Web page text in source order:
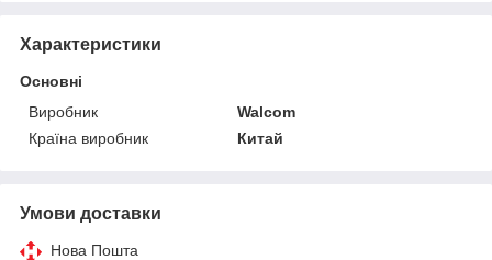
Характеристики
Основні
Виробник
Walcom
Країна виробник
Китай
Умови доставки
Нова Пошта